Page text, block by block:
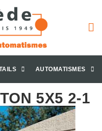
AUTOMATISMES
5X5 2-1